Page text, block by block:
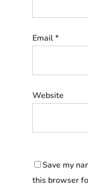
Email*
Website
Save my
this browser